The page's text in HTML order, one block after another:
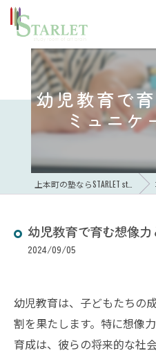
幼児教育で
ミュニケ
幼児教育で育む想像
2024/09/05
幼児教育は、子どもたちの
割を果たします。特に想像
育成は、彼らの将来的な社